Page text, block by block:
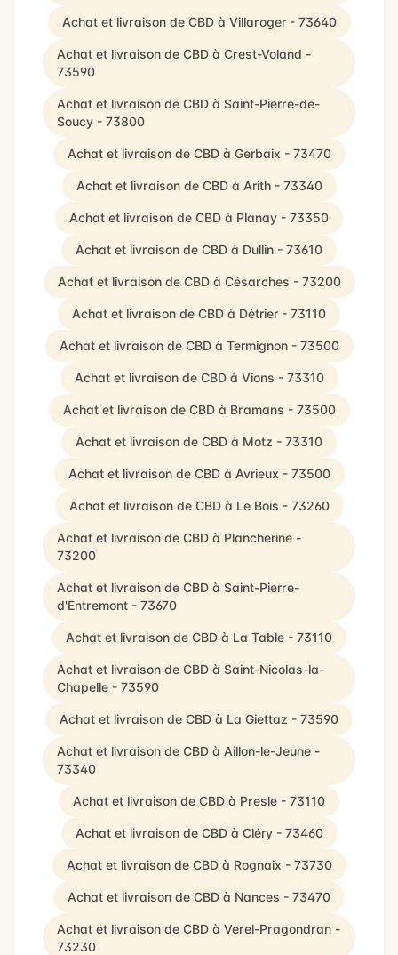
Achat et livraison de CBD à Villaroger - 73640
Achat et livraison de CBD à Crest-Voland -
73590
Achat et livraison de CBD à Saint-Pierre-de-
Soucy - 73800
Achat et livraison de CBD à Gerbaix - 73470
Achat et livraison de CBD à Arith - 73340
Achat et livraison de CBD à Planay - 73350
Achat et livraison de CBD à Dullin - 73610
Achat et livraison de CBD à Césarches - 73200
Achat et livraison de CBD à Détrier - 73110
Achat et livraison de CBD à Termignon - 73500
Achat et livraison de CBD à Vions - 73310
Achat et livraison de CBD à Bramans - 73500
Achat et livraison de CBD à Motz - 73310
Achat et livraison de CBD à Avrieux - 73500
Achat et livraison de CBD à Le Bois - 73260
Achat et livraison de CBD à Plancherine -
73200
Achat et livraison de CBD à Saint-Pierre-
d'Entremont - 73670
Achat et livraison de CBD à La Table - 73110
Achat et livraison de CBD à Saint-Nicolas-la-
Chapelle - 73590
Achat et livraison de CBD à La Giettaz - 73590
Achat et livraison de CBD à Aillon-le-Jeune -
73340
Achat et livraison de CBD à Presle - 73110
Achat et livraison de CBD à Cléry - 73460
Achat et livraison de CBD à Rognaix - 73730
Achat et livraison de CBD à Nances - 73470
Achat et livraison de CBD à Verel-Pragondran -
73230